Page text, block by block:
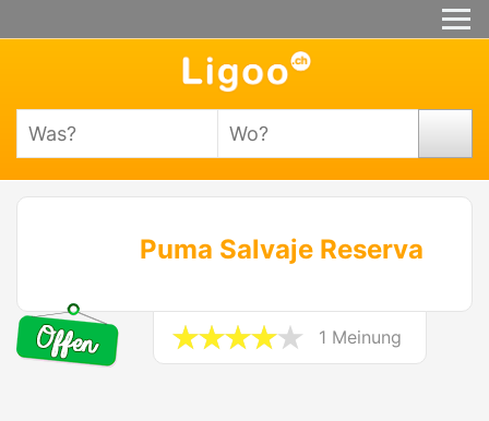
Puma Salvaje Reserva
1 Meinung